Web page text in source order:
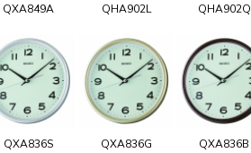
QXA849A QHA902L QHA902Q
QXA836S QXA836G QXA836B